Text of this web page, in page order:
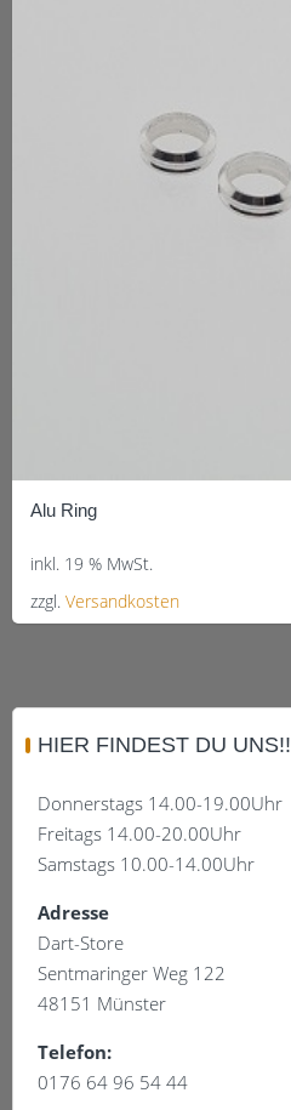
Alu Ring
inkl. 19 % MwSt.
zzgl. Versandkosten
HIER FINDEST DU UNS!!
Donnerstags 14.00-19.00Uhr
Freitags 14.00-20.00Uhr
Samstags 10.00-14.00Uhr
Adresse
Dart-Store
Sentmaringer Weg 122
48151 Münster
Telefon:
0176 64 96 54 44